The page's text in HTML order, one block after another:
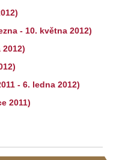
- 10. května 2012)
2012)
- 6. ledna 2012)
2011)